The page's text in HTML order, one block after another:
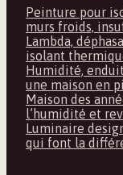
Peinture pour
murs froids,
Lambda,
isolant
Humidité,
une maison en
Maison des
l’humidité et
Luminaire
qui font la